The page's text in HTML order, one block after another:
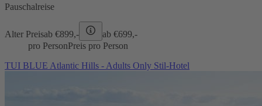
Pauschalreise
Alter Preisab €899,- ab €699,-
pro PersonPreis pro Person
TUI BLUE Atlantic Hills - Adults Only Stil-Hotel